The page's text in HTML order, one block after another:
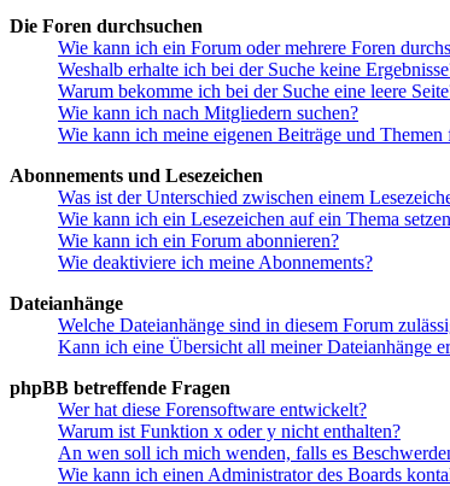
Die Foren durchsuchen
Wie kann ich ein Forum oder mehrere Foren
Weshalb erhalte ich bei der Suche keine
Warum bekomme ich bei der Suche eine leere
Wie kann ich nach Mitgliedern suchen?
Wie kann ich meine eigenen Beiträge und Themen
Abonnements und Lesezeichen
Was ist der Unterschied zwischen einem
Wie kann ich ein Lesezeichen auf ein Thema
Wie kann ich ein Forum abonnieren?
Wie deaktiviere ich meine Abonnements?
Dateianhänge
Welche Dateianhänge sind in diesem Forum
Kann ich eine Übersicht all meiner Dateianhänge
phpBB betreffende Fragen
Wer hat diese Forensoftware entwickelt?
Warum ist Funktion x oder y nicht enthalten?
An wen soll ich mich wenden, falls es
Wie kann ich einen Administrator des Boards